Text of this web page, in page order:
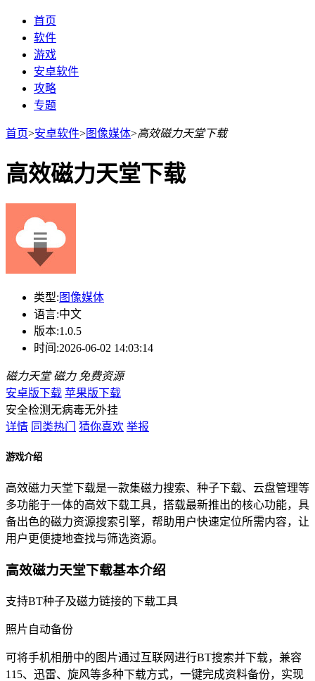
首页
软件
游戏
安卓软件
攻略
专题
首页>安卓软件>图像媒体>高效磁力天堂下载
高效磁力天堂下载
类型: 图像媒体
语言:中文
版本:1.0.5
时间:2026-06-02 14:03:14
磁力天堂 磁力 免费资源
安卓版下载 苹果版下载
安全检测无病毒无外挂
详情 同类热门 猜你喜欢 举报
游戏介绍
高效磁力天堂下载是一款集磁力搜索、种子下载、云盘管理等
多功能于一体的高效下载工具，搭载最新推出的核心功能，具
备出色的磁力资源搜索引擎，帮助用户快速定位所需内容，让
用户更便捷地查找与筛选资源。
高效磁力天堂下载基本介绍
支持BT种子及磁力链接的下载工具
照片自动备份
可将手机相册中的图片通过互联网进行BT搜索并下载，兼容
115、迅雷、旋风等多种下载方式，一键完成资料备份，实现